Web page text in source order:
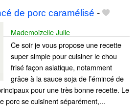
de porc caramélisé -
Mademoizelle Julie
Ce soir je vous propose une recette
super simple pour cuisiner le chou
frisé façon asiatique, notamment
grâce à la sauce soja de l’émincé de
pour une très bonne recette. Le
porc se cuisinent séparément,...